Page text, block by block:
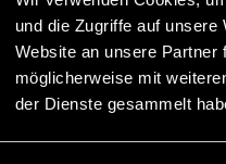
und die Zugriffe auf
Website an unsere Partner
möglicherweise mit
der Dienste gesammelt